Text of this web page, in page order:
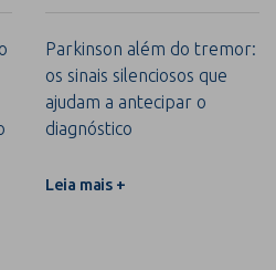
Parkinson além do tremor:
os sinais silenciosos que
ajudam a antecipar o
diagnóstico
Leia mais +